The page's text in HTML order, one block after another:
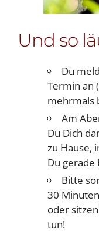
Und so
Du
Termin an
mehrmals
Am
Du Dich
zu Hause,
Du gerade
Bitte
30
oder
tun!